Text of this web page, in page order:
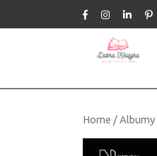
Home /Albumy